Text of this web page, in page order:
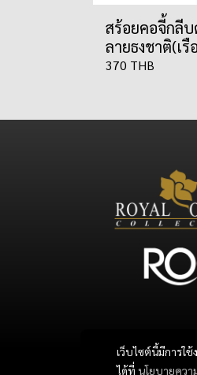
สร้อยคอจี้กลี
ลายธงชาติ(เรื
370 THB
เว็บไซต์นี้มีการใ
ได้ที่ นโยบายควา